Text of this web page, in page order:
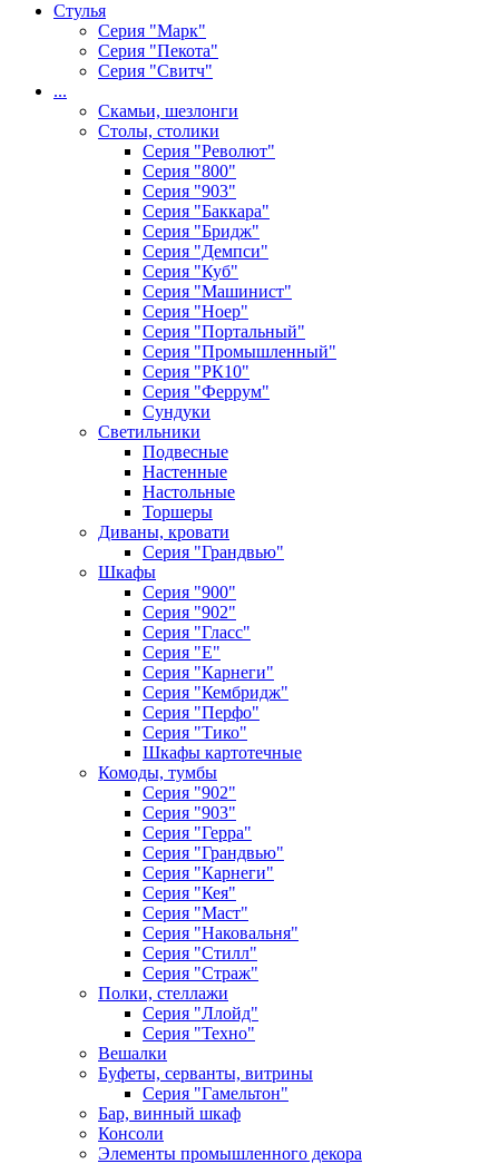
Стулья
Серия "Марк"
Серия "Пекота"
Серия "Свитч"
...
Скамьи, шезлонги
Столы, столики
Серия "Револют"
Серия "800"
Серия "903"
Серия "Баккара"
Серия "Бридж"
Серия "Демпси"
Серия "Куб"
Серия "Машинист"
Серия "Ноер"
Серия "Портальный"
Серия "Промышленный"
Серия "РК10"
Серия "Феррум"
Сундуки
Светильники
Подвесные
Настенные
Настольные
Торшеры
Диваны, кровати
Серия "Грандвью"
Шкафы
Серия "900"
Серия "902"
Серия "Гласс"
Серия "Е"
Серия "Карнеги"
Серия "Кембридж"
Серия "Перфо"
Серия "Тико"
Шкафы картотечные
Комоды, тумбы
Серия "902"
Серия "903"
Серия "Герра"
Серия "Грандвью"
Серия "Карнеги"
Серия "Кея"
Серия "Маст"
Серия "Наковальня"
Серия "Стилл"
Серия "Страж"
Полки, стеллажи
Серия "Ллойд"
Серия "Техно"
Вешалки
Буфеты, серванты, витрины
Серия "Гамельтон"
Бар, винный шкаф
Консоли
Элементы промышленного декора